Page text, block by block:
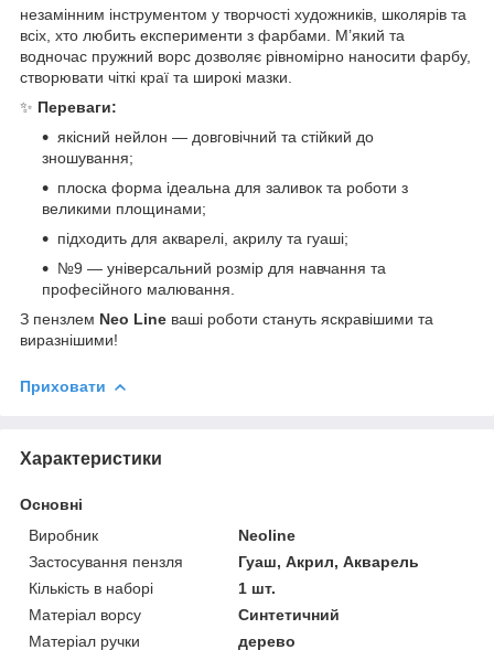
незамінним інструментом у творчості художників, школярів та
всіх, хто любить експерименти з фарбами. М’який та
водночас пружний ворс дозволяє рівномірно наносити фарбу,
створювати чіткі краї та широкі мазки.
✨ Переваги:
якісний нейлон — довговічний та стійкий до
зношування;
плоска форма ідеальна для заливок та роботи з
великими площинами;
підходить для акварелі, акрилу та гуаші;
№9 — універсальний розмір для навчання та
професійного малювання.
З пензлем Neo Line ваші роботи стануть яскравішими та
виразнішими!
Приховати
Характеристики
Основні
Виробник
Neoline
Застосування пензля
Гуаш, Акрил, Акварель
Кількість в наборі
1 шт.
Матеріал ворсу
Синтетичний
Матеріал ручки
дерево